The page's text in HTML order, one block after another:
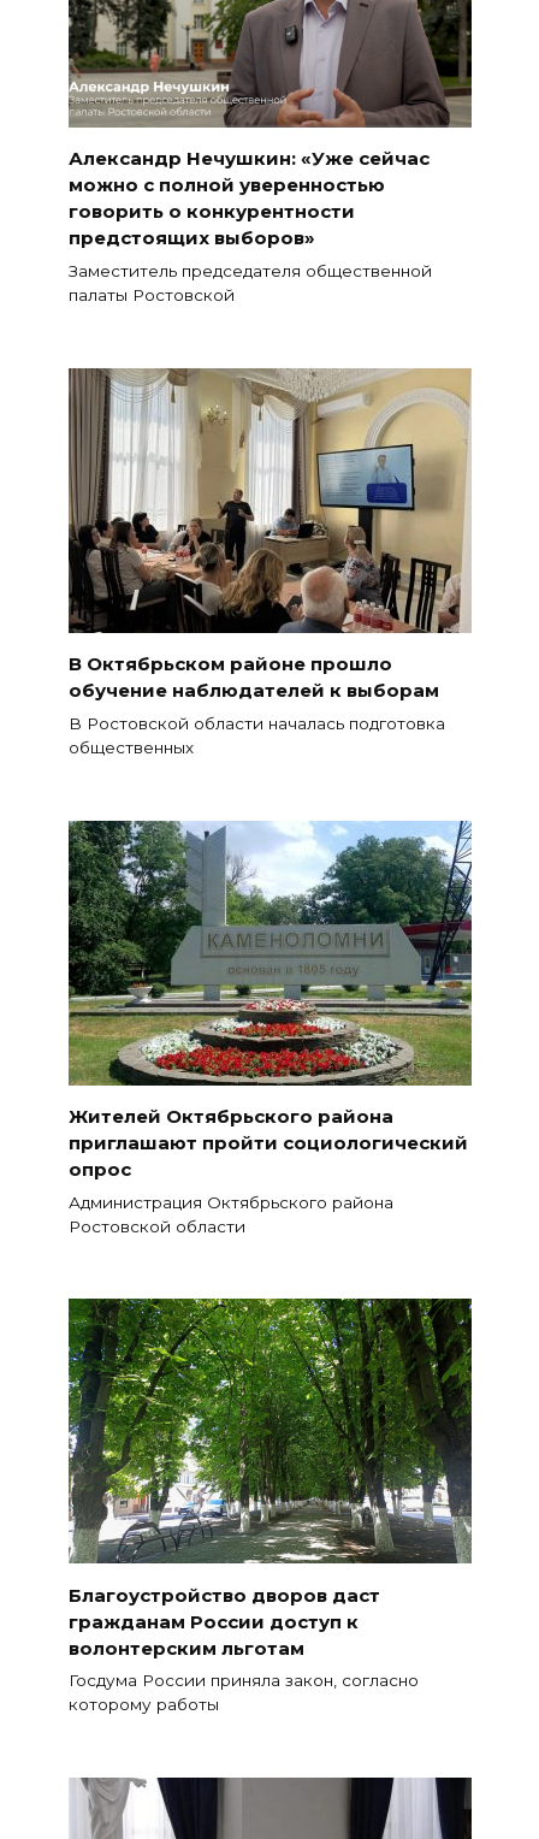
Александр Нечушкин: «Уже сейчас
можно с полной уверенностью
говорить о конкурентности
предстоящих выборов»
Заместитель председателя общественной
палаты Ростовской
В Октябрьском районе прошло
обучение наблюдателей к выборам
В Ростовской области началась подготовка
общественных
Жителей Октябрьского района
приглашают пройти социологический
опрос
Администрация Октябрьского района
Ростовской области
Благоустройство дворов даст
гражданам России доступ к
волонтерским льготам
Госдума России приняла закон, согласно
которому работы